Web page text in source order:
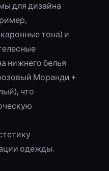
для дизайна
тона) и
нижнего белья
Моранди +
что
одежды.